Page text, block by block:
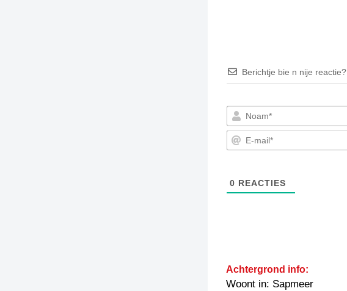
Berichtje bie n nije reactie?
0 REACTIES
Achtergrond info:
Woont in: Sapmeer